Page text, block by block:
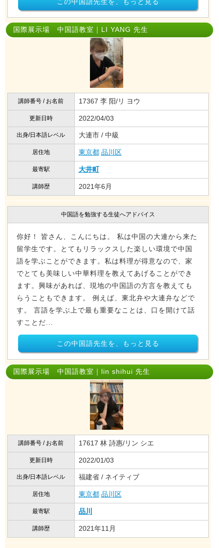
国際展示場 中国語教室｜LI YANG 先生
講師番号 / お名前 17367 李 阳/リ ヨウ
更新日時 2022/04/03
出身/日本語レベル 大連市 / 中級
居住地 東京都 品川区
最寄駅 大井町
講師歴 2021年6月
中国語を勉強する生徒へアドバイス
你好！ 皆さん、こんにちは。 私は中国の大連から来た
留学生です。とてもリラックスした楽しい環境で中国
語を学ぶことができます。私は料理が得意なので、家
でとても美味しい中華料理を教えてあげることができ
ます。興味があれば、現地の中国語の方言を教えても
らうこともできます。 例えば、東北弁や大連弁などで
す。 言語を学ぶ上で最も重要なことは、口を開けて話
すことだ...
この中国語先生を、もっと見る
国際展示場 中国語教室｜lin shihui 先生
講師番号 / お名前 17617 林 詩惠/リン シエ
更新日時 2022/01/03
出身/日本語レベル 福建省 / ネイティブ
居住地 東京都 品川区
最寄駅 品川
講師歴 2021年11月